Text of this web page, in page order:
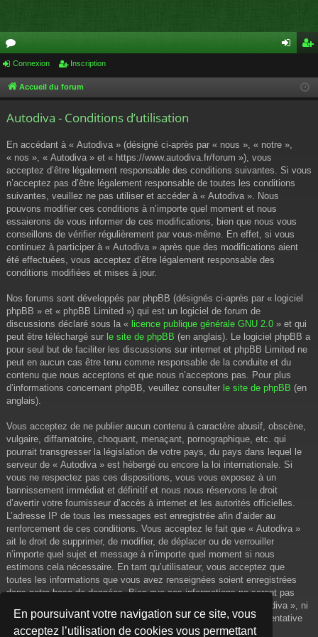
En poursuivant votre navigation sur ce site, vous
acceptez l’utilisation de cookies vous permettant
or
u cri
Connexion Inscription
Accueil du forum
Autodiva - Conditions d’utilisation
En accédant à « Autodiva » (désigné ci-après par « nous », « notre »,
« nos », « Autodiva » et « https://www.autodiva.fr/forum »), vous
acceptez d’être légalement responsable des conditions suivantes. Si vous
n’acceptez pas d’être légalement responsable de toutes les conditions
suivantes, veuillez ne pas utiliser et accéder à « Autodiva ». Nous
pouvons modifier ces conditions à n’importe quel moment et nous
essaierons de vous informer de ces modifications, bien que nous vous
conseillons de vérifier régulièrement par vous-même. En effet, si vous
continuez à participer à « Autodiva » après que des modifications aient
été effectuées, vous acceptez d’être légalement responsable des
conditions modifiées et mises à jour.
Nos forums sont développés par phpBB (désignés ci-après par « logiciel
phpBB » et « phpBB Limited ») qui est un logiciel de forum de
discussions déclaré sous la « licence publique générale GNU 2.0 » et qui
peut être téléchargé sur le site de phpBB (en anglais). Le logiciel phpBB a
pour seul but de faciliter les discussions sur internet et phpBB Limited ne
peut en aucun cas être tenu comme responsable de la conduite et du
contenu que nous acceptons et que nous n’acceptons pas. Pour plus
d’informations concernant phpBB, veuillez consulter le site de phpBB (en
anglais).
Vous acceptez de ne publier aucun contenu à caractère abusif, obscène,
vulgaire, diffamatoire, choquant, menaçant, pornographique, etc. qui
pourrait transgresser la législation de votre pays, du pays dans lequel le
serveur de « Autodiva » est hébergé ou encore la loi internationale. Si
vous ne respectez pas ces dispositions, vous vous exposez à un
bannissement immédiat et définitif et nous nous réservons le droit
d’avertir votre fournisseur d’accès à internet et les autorités officielles.
L’adresse IP de tous les messages est enregistrée afin d’aider au
renforcement de ces conditions. Vous acceptez le fait que « Autodiva »
ait le droit de supprimer, de modifier, de déplacer ou de verrouiller
n’importe quel sujet et message à n’importe quel moment si nous
estimons cela nécessaire. En tant qu’utilisateur, vous acceptez que
toutes les informations que vous avez renseignées soient enregistrées
dans notre base de données. Bien que ces informations ne seront pas
diffusées à une tierce partie sans votre consentement, ni « Autodiva », ni
phpBB, ne pourront être tenus comme responsables en cas de tentative
de piratage informatique visant à compromettre vos données.